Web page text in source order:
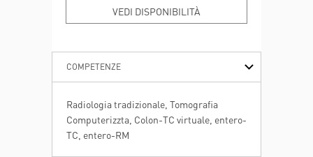
VEDI DISPONIBILITÀ
COMPETENZE
ESPERIENZE PROFESSIONALI
ISTRUZIONE E FORMAZIONE
PUBBLICAZIONI
RICERCA
Radiologia tradizionale, Tomografia
Computerizzta, Colon-TC virtuale, entero-
TC, entero-RM